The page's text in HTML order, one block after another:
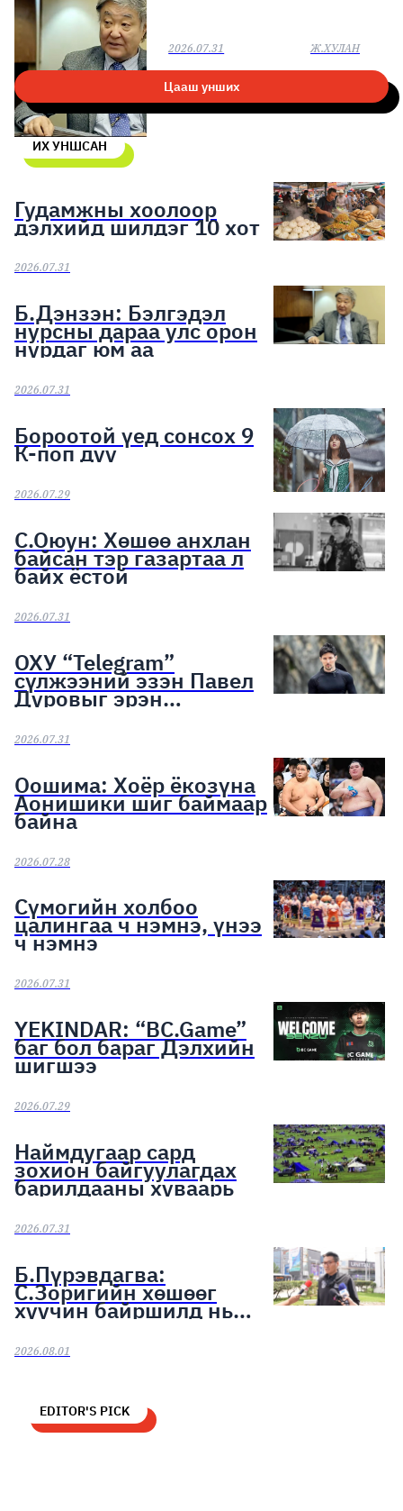
2026.07.31 Ж.ХУЛАН
Цааш унших
ИХ УНШСАН
Гудамжны хоолоор
дэлхийд шилдэг 10 хот
2026.07.31
Б.Дэнзэн: Бэлгэдэл
нурсны дараа улс орон
нурдаг юм аа
2026.07.31
Бороотой үед сонсох 9
К-поп дуу
2026.07.29
С.Оюун: Хөшөө анхлан
байсан тэр газартаа л
байх ёстой
2026.07.31
ОХУ “Telegram”
сүлжээний эзэн Павел
Дуровыг эрэн
сурвалжилж эхэллээ
2026.07.31
Оошима: Хоёр ёкозүна
Аонишики шиг баймаар
байна
2026.07.28
Сүмогийн холбоо
цалингаа ч нэмнэ, үнээ
ч нэмнэ
2026.07.31
YEKINDAR: “BC.Game”
баг бол бараг Дэлхийн
шигшээ
2026.07.29
Наймдугаар сард
зохион байгуулагдах
барилдааны хуваарь
2026.07.31
Б.Пүрэвдагва:
С.Зоригийн хөшөөг
хуучин байршилд нь
байрлуулахыг үүрэг
болголоо
2026.08.01
EDITOR'S PICK